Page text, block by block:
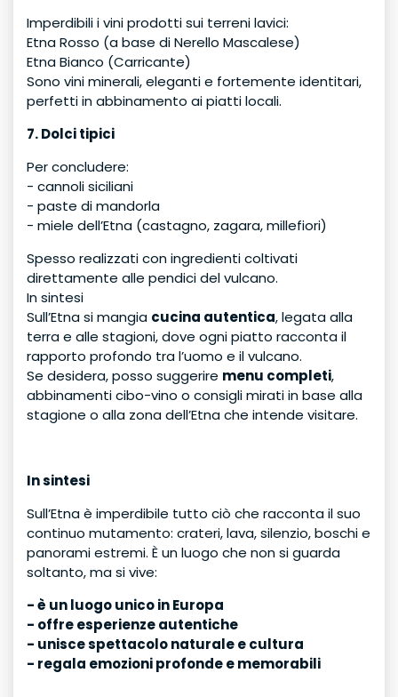
Imperdibili i vini prodotti sui terreni lavici:
Etna Rosso (a base di Nerello Mascalese)
Etna Bianco (Carricante)
Sono vini minerali, eleganti e fortemente identitari,
perfetti in abbinamento ai piatti locali.
7. Dolci tipici
Per concludere:
- cannoli siciliani
- paste di mandorla
- miele dell’Etna (castagno, zagara, millefiori)
Spesso realizzati con ingredienti coltivati
direttamente alle pendici del vulcano.
In sintesi
Sull’Etna si mangia cucina autentica, legata alla
terra e alle stagioni, dove ogni piatto racconta il
rapporto profondo tra l’uomo e il vulcano.
Se desidera, posso suggerire menu completi,
abbinamenti cibo-vino o consigli mirati in base alla
stagione o alla zona dell’Etna che intende visitare.
In sintesi
Sull’Etna è imperdibile tutto ciò che racconta il suo
continuo mutamento: crateri, lava, silenzio, boschi e
panorami estremi. È un luogo che non si guarda
soltanto, ma si vive:
- è un luogo unico in Europa
- offre esperienze autentiche
- unisce spettacolo naturale e cultura
- regala emozioni profonde e memorabili